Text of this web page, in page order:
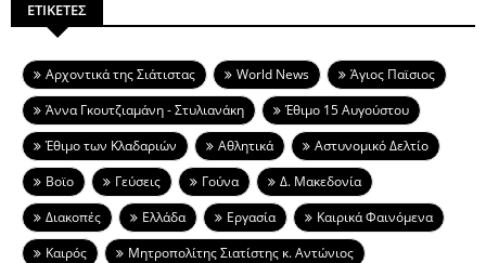
ΕΤΙΚΕΤΕΣ
Aρχοντικά της Σιάτιστας World News
Άγιος Παϊσιος
Άννα Γκουτζιαμάνη - Στυλιανάκη
Έθιμο 15 Αυγούστου
Έθιμο των Κλαδαριών
Αθλητικά
Αστυνομικό Δελτίο
Βοϊο
Γεύσεις Γούνα
Δ. Μακεδονία
Διακοπές
Ελλάδα Εργασία
Καιρικά Φαινόμενα
Καιρός
Μητροπολίτης Σιατίστης κ. Αντώνιος